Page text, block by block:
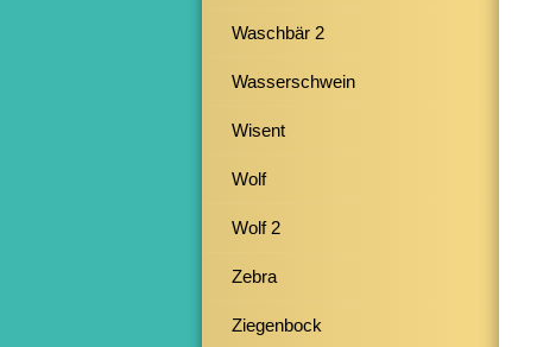
Waschbär 2
Wasserschwein
Wisent
Wolf
Wolf 2
Zebra
Ziegenbock